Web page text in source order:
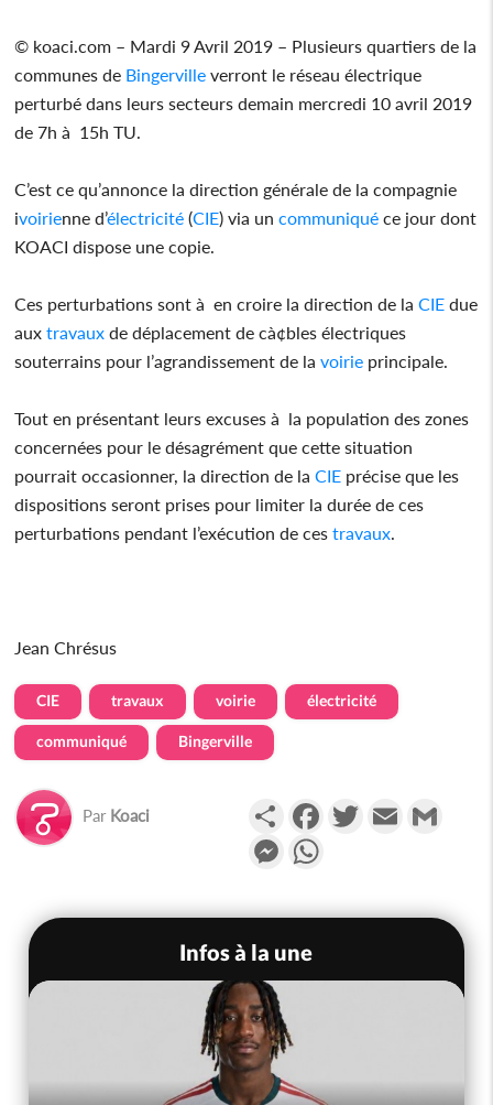
© koaci.com – Mardi 9 Avril 2019 – Plusieurs quartiers de la
communes de Bingerville verront le réseau électrique
perturbé dans leurs secteurs demain mercredi 10 avril 2019
de 7h à 15h TU.
C’est ce qu’annonce la direction générale de la compagnie
ivoirienne d’électricité (CIE) via uncommuniqué ce jour dont
KOACI dispose une copie.
Ces perturbations sont à en croire la direction de laCIE due
auxtravaux de déplacement de cà¢bles électriques
souterrains pour l’agrandissement de lavoirie principale.
Tout en présentant leurs excuses à la population des zones
concernées pour le désagrément que cette situation
pourrait occasionner, la direction de laCIE précise que les
dispositions seront prises pour limiter la durée de ces
perturbations pendant l’exécution de cestravaux.
Jean Chrésus
CIE travaux voirie électricité
communiqué Bingerville
Par Koaci PartagerFacebookTwitterEmail
Messenger
Infos à la une